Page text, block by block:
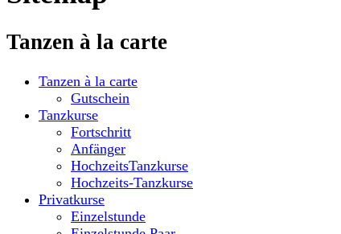
Tanzen à la carte
Tanzen à la carte
Gutschein
Tanzkurse
Fortschritt
Anfänger
HochzeitsTanzkurse
Hochzeits-Tanzkurse
Privatkurse
Einzelstunde